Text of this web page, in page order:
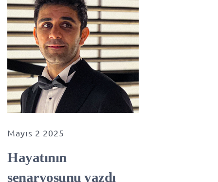
Mayıs 2 2025
Hayatının
senaryosunu yazdı